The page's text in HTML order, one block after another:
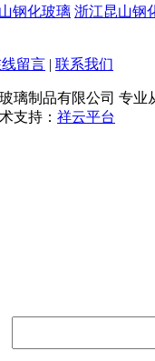
钢化玻璃 浙江昆山钢
留言 | 联系我们
璃制品有限公司 专业
支持： 祥云平台